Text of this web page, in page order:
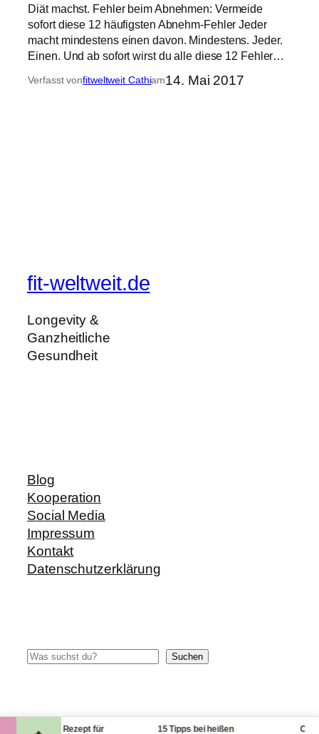
Diät machst. Fehler beim Abnehmen: Vermeide
sofort diese 12 häufigsten Abnehm-Fehler Jeder
macht mindestens einen davon. Mindestens. Jeder.
Einen. Und ab sofort wirst du alle diese 12 Fehler…
Verfasst vonfitweltweit Cathiam14. Mai 2017
fit-weltweit.de
Longevity &
Ganzheitliche
Gesundheit
Blog
Kooperation
Social Media
Impressum
Kontakt
Datenschutzerklärung
Suchen Suchen
Rezept für 15 Tipps bei heißen